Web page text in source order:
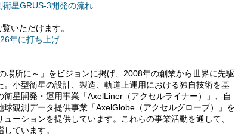
星GRUS-3開発の流れ
いただけます。
年に打ち上げ
場所に～」をビジョンに掲げ、2008年の創業から世界に先駆
小型衛星の設計、製造、軌道上運用における独自技術を基
星開発・運用事業「AxelLiner（アクセルライナー）」、自
観測データ提供事業「AxelGlobe（アクセルグローブ）」を
ーションを提供しています。これらの事業活動を通して、
ています。